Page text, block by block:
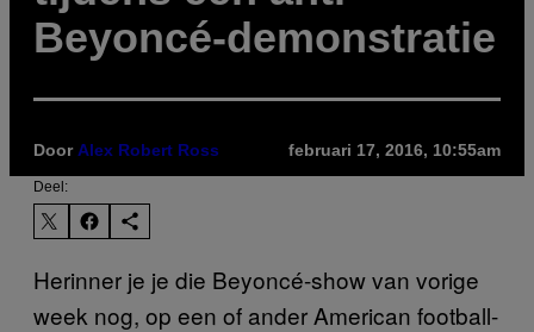
Beyoncé-demonstratie
Door Alex Robert Ross februari 17, 2016, 10:55am
Deel:
Herinner je je die Beyoncé-show van vorige
week nog, op een of ander American football-